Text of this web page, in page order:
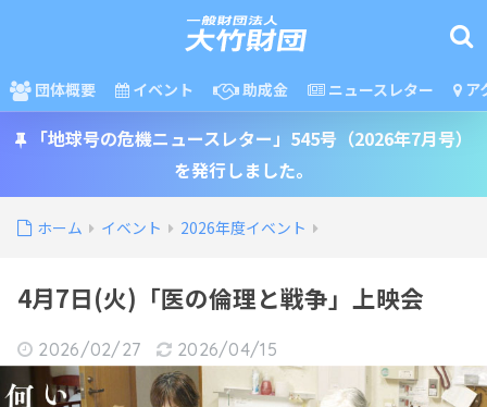
団体概要 イベント 助成金 ニュースレター ア
「地球号の危機ニュースレター」545号（2026年7月号）
を発行しました。
ホーム イベント 2026年度イベント
4月7日(火)「医の倫理と戦争」上映会
2026/02/27 2026/04/15